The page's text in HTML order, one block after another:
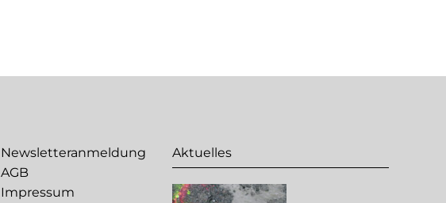
Newsletteranmeldung
AGB
Impressum
Aktuelles